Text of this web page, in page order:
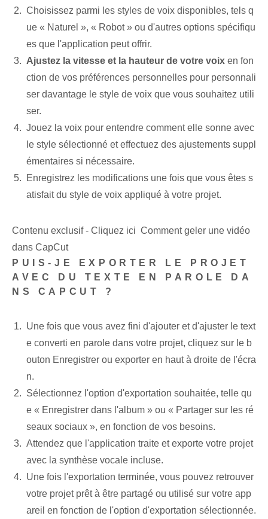
Choisissez parmi les styles de voix disponibles, tels q
ue « Naturel », « Robot » ou d'autres options spécifiqu
es que l'application peut offrir.
Ajustez la vitesse et la hauteur de votre voix en fon
ction de vos préférences personnelles pour personnali
ser davantage le style de voix que vous souhaitez utili
ser.
Jouez la voix pour entendre comment elle sonne avec
le style sélectionné et effectuez des ajustements suppl
émentaires si nécessaire.
Enregistrez⁢ les modifications une fois que vous êtes s
atisfait du style de voix appliqué à votre projet.
Contenu exclusif - Cliquez ici Comment geler une vidéo
dans CapCut
PUIS-JE EXPORTER LE PROJET
AVEC DU TEXTE‌ EN PAROLE DA
NS‌ CAPCUT ?
Une fois que vous avez fini d'ajouter et d'ajuster le text
e converti en parole dans votre projet, cliquez sur le b
outon Enregistrer ou exporter en haut à droite de l'écra
n.
Sélectionnez l'option d'exportation souhaitée, telle qu
e « Enregistrer dans l'album »⁤ ou « Partager sur les ré
seaux sociaux », en fonction de vos besoins.
Attendez que l'application traite et exporte votre projet
avec la synthèse vocale incluse.
Une fois l'exportation terminée, vous pouvez retrouver
votre projet prêt à être partagé ou utilisé sur votre app
areil en fonction de l'option d'exportation sélectionnée.